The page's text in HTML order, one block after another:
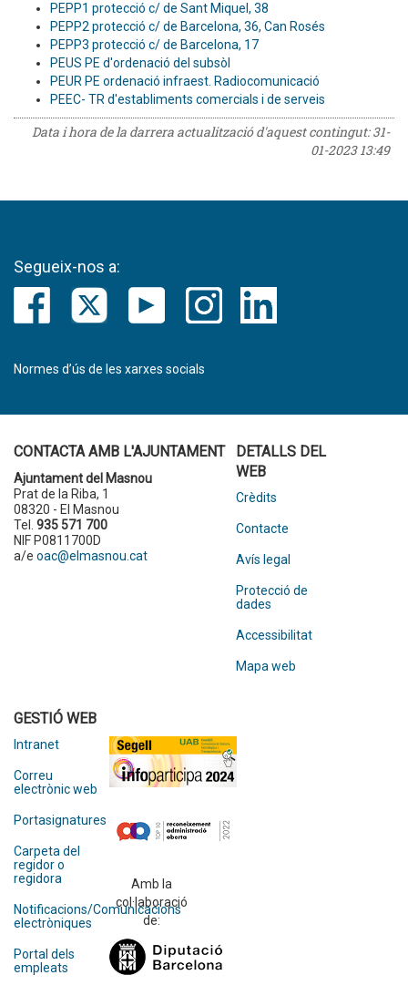
PEPP1 protecció c/ de Sant Miquel, 38
PEPP2 protecció c/ de Barcelona, 36, Can Rosés
PEPP3 protecció c/ de Barcelona, 17
PEUS PE d'ordenació del subsòl
PEUR PE ordenació infraest. Radiocomunicació
PEEC- TR d'establiments comercials i de serveis
Data i hora de la darrera actualització d'aquest contingut:31-
01-2023 13:49
Segueix-nos a:
Normes d’ús de les xarxes socials
CONTACTA AMB L'AJUNTAMENT
Ajuntament del Masnou
Prat de la Riba, 1
08320 - El Masnou
Tel. 935 571 700
NIF P0811700D
a/e oac@elmasnou.cat
DETALLS DEL
WEB
Crèdits
Contacte
Avís legal
Protecció de
dades
Accessibilitat
Mapa web
GESTIÓ WEB
Intranet
Correu
electrònic web
Portasignatures
Carpeta del
regidor o
regidora
Notificacions/Comunicacions
electròniques
Portal dels
empleats
Amb la
col·laboració
de: